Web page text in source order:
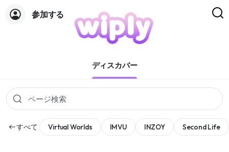
参加する
ディスカバー
すべて Virtual Worlds IMVU INZOY Second Life